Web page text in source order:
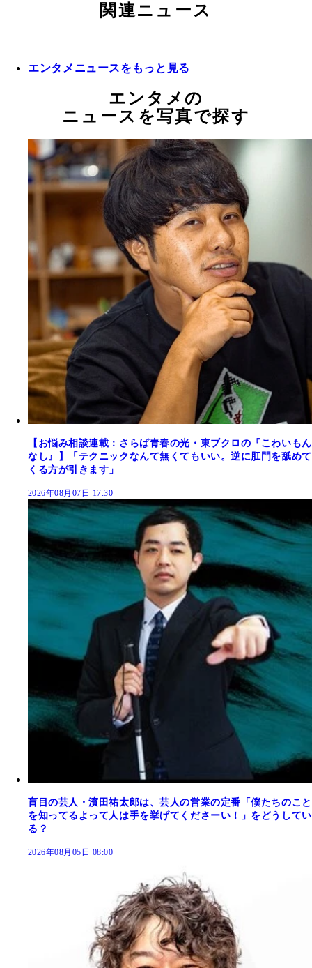
関連ニュース
エンタメニュースをもっと見る
エンタメの
ニュースを写真で探す
【お悩み相談連載：さらば青春の光・東ブクロの『こわいもん
なし』】「テクニックなんて無くてもいい。逆に肛門を舐めて
くる方が引きます」
2026年08月07日 17:30
盲目の芸人・濱田祐太郎は、芸人の営業の定番「僕たちのこと
を知ってるよって人は手を挙げてくださーい！」をどうしてい
る？
2026年08月05日 08:00